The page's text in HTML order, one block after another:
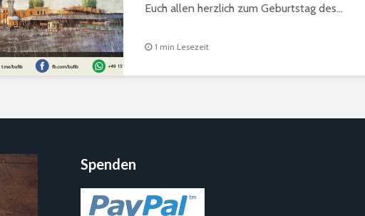
Euch allen herzlich zum Geburtstag des...
1 min Lesezeit
Spenden